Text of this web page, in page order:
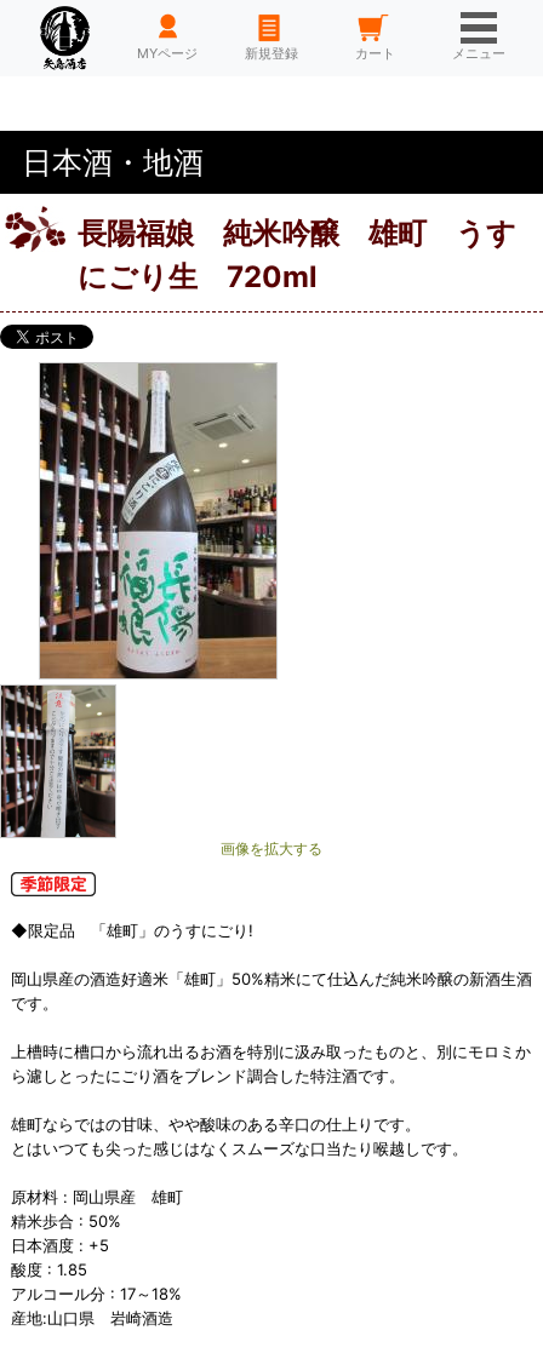
HOME MYページ 新規登録 カート メニュー
日本酒・地酒
長陽福娘 純米吟醸 雄町 うす
にごり生 720ml
画像を拡大する
◆限定品 「雄町」のうすにごり!
岡山県産の酒造好適米「雄町」50%精米にて仕込んだ純米吟醸の新酒生酒
です。
上槽時に槽口から流れ出るお酒を特別に汲み取ったものと、別にモロミか
ら濾しとったにごり酒をブレンド調合した特注酒です。
雄町ならではの甘味、やや酸味のある辛口の仕上りです。
とはいつても尖った感じはなくスムーズな口当たり喉越しです。
原材料 : 岡山県産 雄町
精米歩合 : 50%
日本酒度 : +5
酸度 : 1.85
アルコール分 : 17～18%
産地:山口県 岩崎酒造